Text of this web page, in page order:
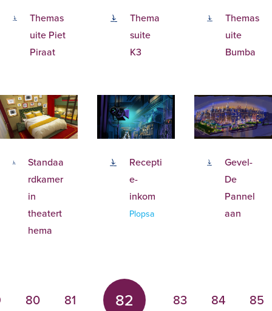
Themas
uite Piet
Piraat
Thema
suite
K3
Themas
uite
Bumba
Standaa
rdkamer
in
theatert
hema
Recepti
e-
inkom
Plopsa
Gevel-
De
Pannel
aan
80 81 82 83 84 85